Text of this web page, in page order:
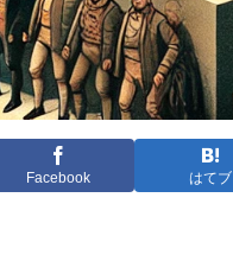
Facebook はてブ